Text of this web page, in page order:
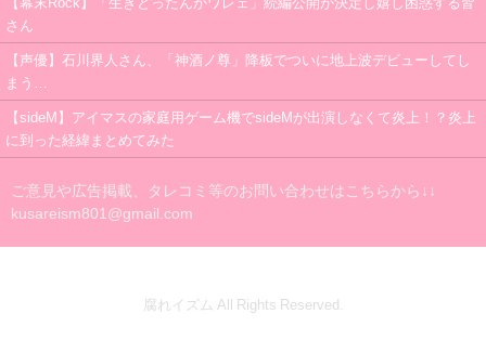
【幕末Rock】「生きとったんかワレェ」続編公開が決定し嬉し困惑する皆
さん
【声優】石川界人さん、「神酒ノ尊」降板でついに地上波デビューしてし
まう…
【sideM】アイマスの家庭用ゲーム機でsideMが出演しなくて炎上！？炎上
に到った経緯まとめてみた
ご意見や広告掲載、タレコミ等のお問い合わせはこちらから↓↓
kusareism801@gmail.com
腐れイズム All Rights Reserved.